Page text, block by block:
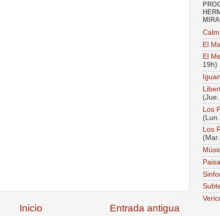
Entrada antigua
Inicio
El
El
19h)
Los
Los